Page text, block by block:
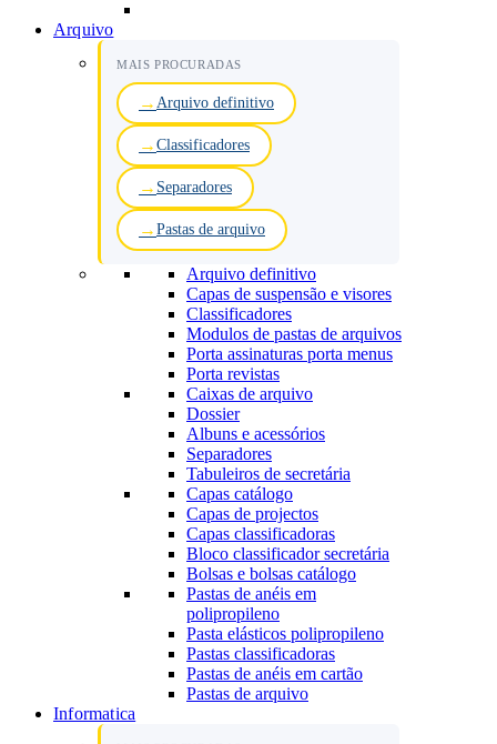
Arquivo
MAIS PROCURADAS
Arquivo definitivo
Classificadores
Separadores
Pastas de arquivo
Arquivo definitivo
Capas de suspensão e visores
Classificadores
Modulos de pastas de arquivos
Porta assinaturas porta menus
Porta revistas
Caixas de arquivo
Dossier
Albuns e acessórios
Separadores
Tabuleiros de secretária
Capas catálogo
Capas de projectos
Capas classificadoras
Bloco classificador secretária
Bolsas e bolsas catálogo
Pastas de anéis em
polipropileno
Pasta elásticos polipropileno
Pastas classificadoras
Pastas de anéis em cartão
Pastas de arquivo
Informatica